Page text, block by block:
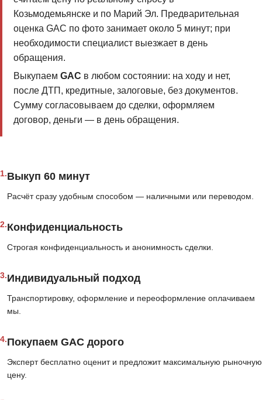
Козьмодемьянске и по Марий Эл. Предварительная
оценка GAC по фото занимает около 5 минут; при
необходимости специалист выезжает в день
обращения.
Выкупаем GAC в любом состоянии: на ходу и нет,
после ДТП, кредитные, залоговые, без документов.
Сумму согласовываем до сделки, оформляем
договор, деньги — в день обращения.
1.Выкуп 60 минут
Расчёт сразу удобным способом — наличными или переводом.
2.Конфиденциальность
Строгая конфиденциальность и анонимность сделки.
3.Индивидуальный подход
Транспортировку, оформление и переоформление оплачиваем
мы.
4.Покупаем GAC дорого
Эксперт бесплатно оценит и предложит максимальную рыночную
цену.